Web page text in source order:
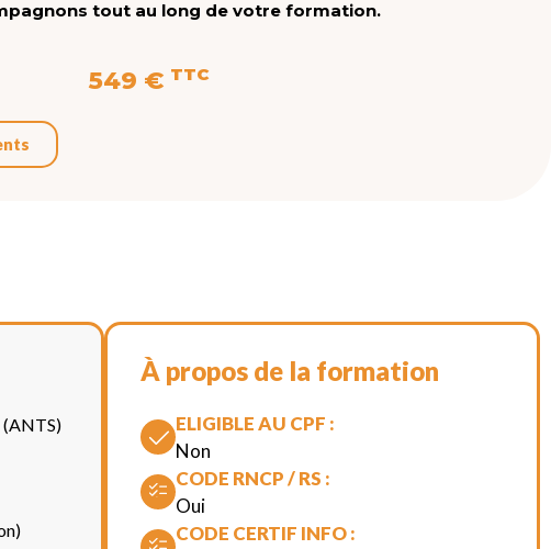
tout au long de votre formation.
549 € TTC
(ANTS)
À propos de la formation
ELIGIBLE AU CPF :
Non
CODE RNCP / RS :
Oui
CODE CERTIF INFO :